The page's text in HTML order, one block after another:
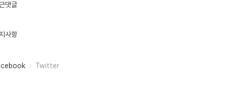
댓글
사항
Twitter